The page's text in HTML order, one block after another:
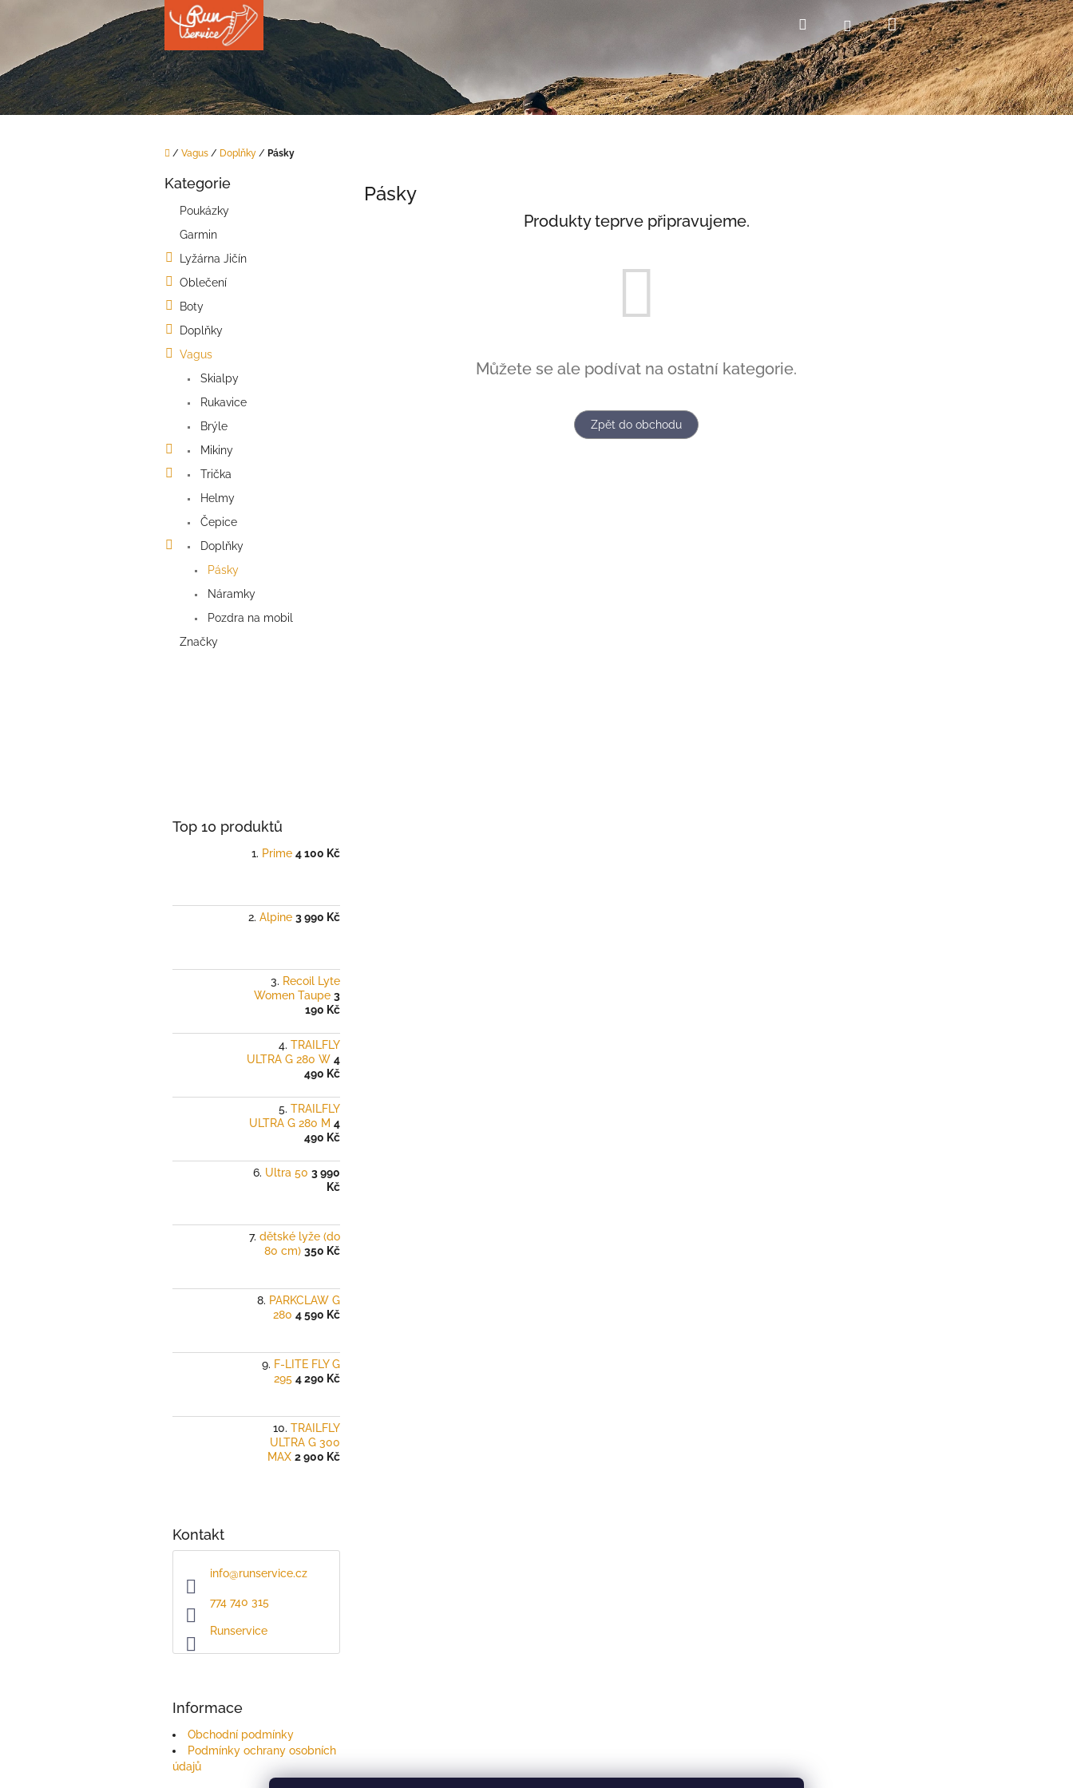
HledatPřihlášeníNákupní
košík
Domů
/ Vagus / Doplňky / Pásky
Přeskočit
Kategorie
Poukázky
Garmin
Lyžárna Jičín
Oblečení
Boty
Doplňky
Vagus
Skialpy
Rukavice
Brýle
Mikiny
Trička
Helmy
Čepice
Doplňky
Pásky
Náramky
Pozdra na mobil
Značky
Top 10 produktů
Prime 4 100 Kč
Alpine 3 990 Kč
Recoil Lyte
Women Taupe 3
190 Kč
TRAILFLY
ULTRA G 280 W 4
490 Kč
TRAILFLY
ULTRA G 280 M 4
490 Kč
Ultra 50 3 990
Kč
dětské lyže (do
80 cm) 350 Kč
PARKCLAW G
280 4 590 Kč
F-LITE FLY G
295 4 290 Kč
TRAILFLY
ULTRA G 300
MAX 2 900 Kč
Kontakt
info@runservice.cz
774 740 315
Runservice
Informace
Obchodní podmínky
Podmínky ochrany osobních
údajů
Pásky
Produkty teprve připravujeme.
Můžete se ale podívat na ostatní kategorie.
Zpět do obchodu